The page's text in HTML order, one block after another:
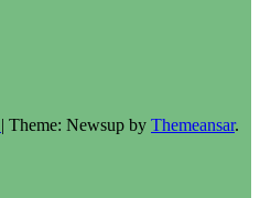
| Theme: Newsup by Themeansar.